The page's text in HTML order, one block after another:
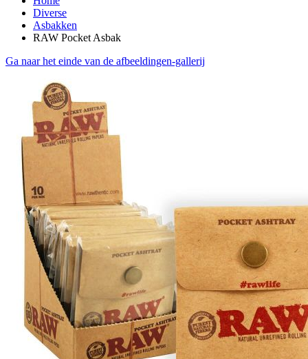
Diverse
Asbakken
RAW Pocket Asbak
Ga naar het einde van de afbeeldingen-gallerij